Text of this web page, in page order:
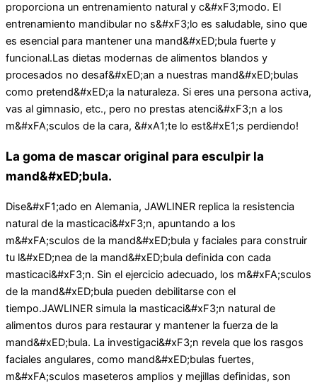
proporciona un entrenamiento natural y c&#xF3;modo. El
entrenamiento mandibular no s&#xF3;lo es saludable, sino que
es esencial para mantener una mand&#xED;bula fuerte y
funcional.Las dietas modernas de alimentos blandos y
procesados no desaf&#xED;an a nuestras mand&#xED;bulas
como pretend&#xED;a la naturaleza. Si eres una persona activa,
vas al gimnasio, etc., pero no prestas atenci&#xF3;n a los
m&#xFA;sculos de la cara, &#xA1;te lo est&#xE1;s perdiendo!
La goma de mascar original para esculpir la
mand&#xED;bula.
Dise&#xF1;ado en Alemania, JAWLINER replica la resistencia
natural de la masticaci&#xF3;n, apuntando a los
m&#xFA;sculos de la mand&#xED;bula y faciales para construir
tu l&#xED;nea de la mand&#xED;bula definida con cada
masticaci&#xF3;n. Sin el ejercicio adecuado, los m&#xFA;sculos
de la mand&#xED;bula pueden debilitarse con el
tiempo.JAWLINER simula la masticaci&#xF3;n natural de
alimentos duros para restaurar y mantener la fuerza de la
mand&#xED;bula. La investigaci&#xF3;n revela que los rasgos
faciales angulares, como mand&#xED;bulas fuertes,
m&#xFA;sculos maseteros amplios y mejillas definidas, son